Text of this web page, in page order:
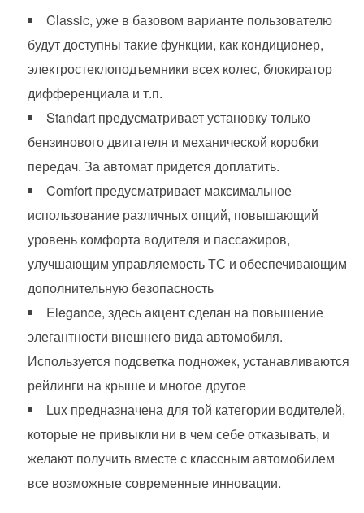
Classic, уже в базовом варианте пользователю
будут доступны такие функции, как кондиционер,
электростеклоподъемники всех колес, блокиратор
дифференциала и т.п.
Standart предусматривает установку только
бензинового двигателя и механической коробки
передач. За автомат придется доплатить.
Comfort предусматривает максимальное
использование различных опций, повышающий
уровень комфорта водителя и пассажиров,
улучшающим управляемость ТС и обеспечивающим
дополнительную безопасность
Elegance, здесь акцент сделан на повышение
элегантности внешнего вида автомобиля.
Используется подсветка подножек, устанавливаются
рейлинги на крыше и многое другое
Lux предназначена для той категории водителей,
которые не привыкли ни в чем себе отказывать, и
желают получить вместе с классным автомобилем
все возможные современные инновации.